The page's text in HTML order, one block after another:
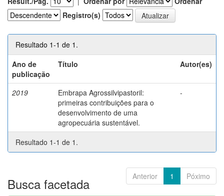
Registro(s)
Resultado 1-1 de 1.
Ano de
publicação
Título Autor(es)
2019
Embrapa Agrossilvipastoril:
primeiras contribuições para o
desenvolvimento de uma
agropecuária sustentável.
-
Resultado 1-1 de 1.
Anterior 1 Póximo
Busca facetada